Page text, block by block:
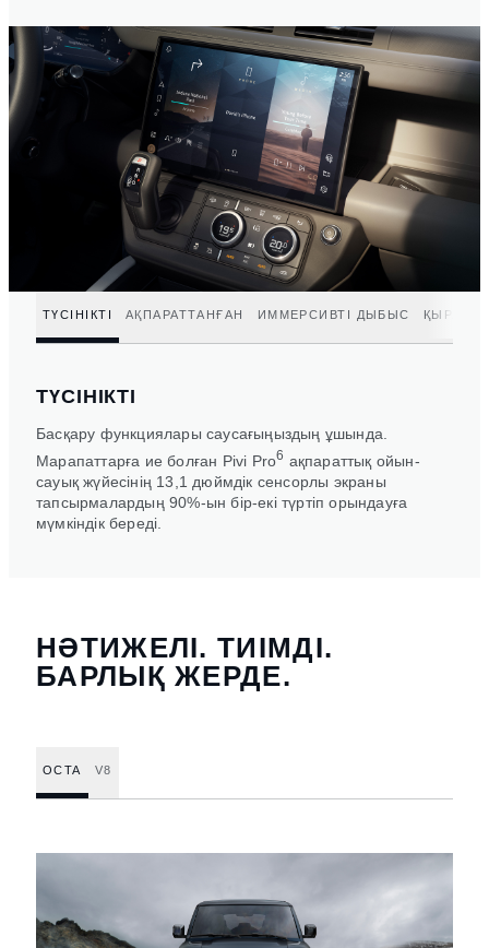
ТҮСІНІКТІ АҚПАРАТТАНҒАН ИММЕРСИВТІ ДЫБЫС
ТҮСІНІКТІ
Басқару функциялары саусағыңыздың ұшында.
Марапаттарға ие болған Pivi Pro6 ақпараттық ойын-
сауық жүйеcінің 13,1 дюймдік сенсорлы экраны
тапсырмалардың 90%-ын бір-екі түртіп орындауға
мүмкіндік береді.
НӘТИЖЕЛІ. ТИІМДІ.
БАРЛЫҚ ЖЕРДЕ.
OCTA V8